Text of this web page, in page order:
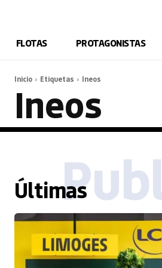
FLOTAS PROTAGONISTAS
Inicio Etiquetas Ineos
Ineos
Últimas